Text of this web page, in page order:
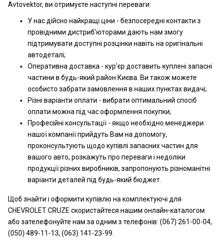
Avtovektor, ви отримуєте наступні переваги:
У нас дійсно найкращі ціни - безпосередні контакти з
провідними дистриб'юторами дають нам змогу
підтримувати доступні розцінки навіть на оригінальні
автодеталі;
Оперативна доставка - кур'єр доставить куплені запасні
частини в будь-який район Києва. Ви також можете
особисто забрати замовлення в наших пунктах видачі;
Різні варіанти оплати - вибрати оптимальний спосіб
оплати можна під час оформлення покупки;
Професійні консультації - якщо необхідно менеджери
нашої компанії прийдуть Вам на допомогу,
проконсультують щодо купівлі запасних частин для
вашого авто, розкажуть про переваги і недоліки
продукції різних виробників, запропонують різноманітні
варіанти деталей під будь-який бюджет.
Щоб знайти і оформити купівлю на комплектуючі для
CHEVROLET CRUZE скористайтеся нашим онлайн-каталогом
або зателефонуйте нам за одним з телефонів: (067) 261-00-04,
(050) 489-11-13, (063) 141-23-99.